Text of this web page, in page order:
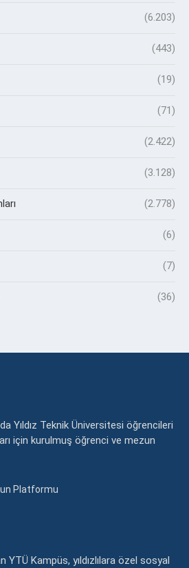
(6.203)
(443)
(19)
(71)
(2.422)
(3.128)
(2.778)
(6)
(7)
(36)
Yıldız Teknik Üniversitesi öğrencileri
için kurulmuş öğrenci ve mezun
Platformu
Kampüs, yıldızlılara özel sosyal